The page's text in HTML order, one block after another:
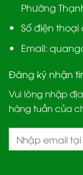
Phường
Số điện thoại
Email:
Đăng ký nhận
Vui lòng nhập
hàng tuần của